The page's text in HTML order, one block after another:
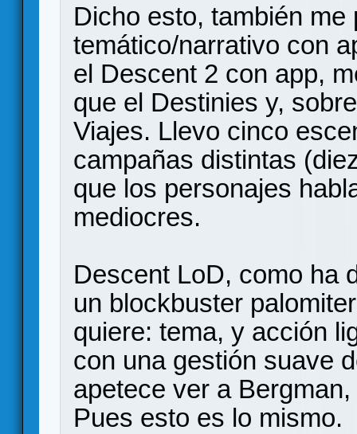
Dicho esto, también
temático/narrativo con
el Descent 2 con app,
que el Destinies y,
Viajes. Llevo cinco
campañas distintas
que los personajes
mediocres.
Descent LoD, como ha
un blockbuster
quiere: tema, y acción
con una gestión suave
apetece ver a
Pues esto es lo mismo.